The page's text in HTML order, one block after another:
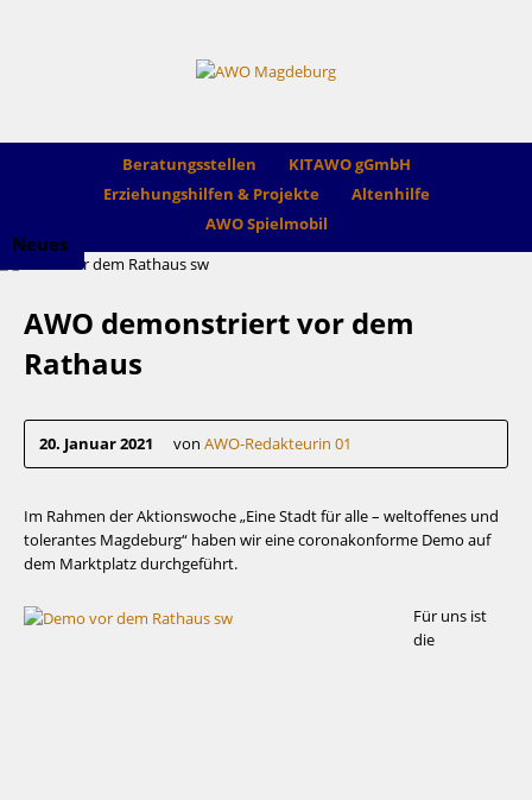
Beratungsstellen
KITAWO gGmbH
Erziehungshilfen & Projekte
Altenhilfe
AWO Spielmobil
Neues
AWO demonstriert vor dem
Rathaus
20. Januar 2021 von AWO-Redakteurin 01
Im Rahmen der Aktionswoche „Eine Stadt für alle – weltoffenes und
tolerantes Magdeburg“ haben wir eine coronakonforme Demo auf
dem Marktplatz durchgeführt.
Für uns ist
die